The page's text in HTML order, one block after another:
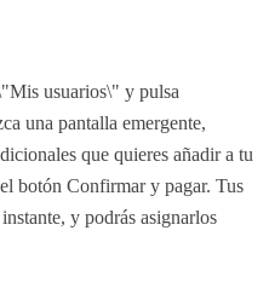
usuarios\" y pulsa
una pantalla emergente,
que quieres añadir a tu
botón Confirmar y pagar. Tus
y podrás asignarlos